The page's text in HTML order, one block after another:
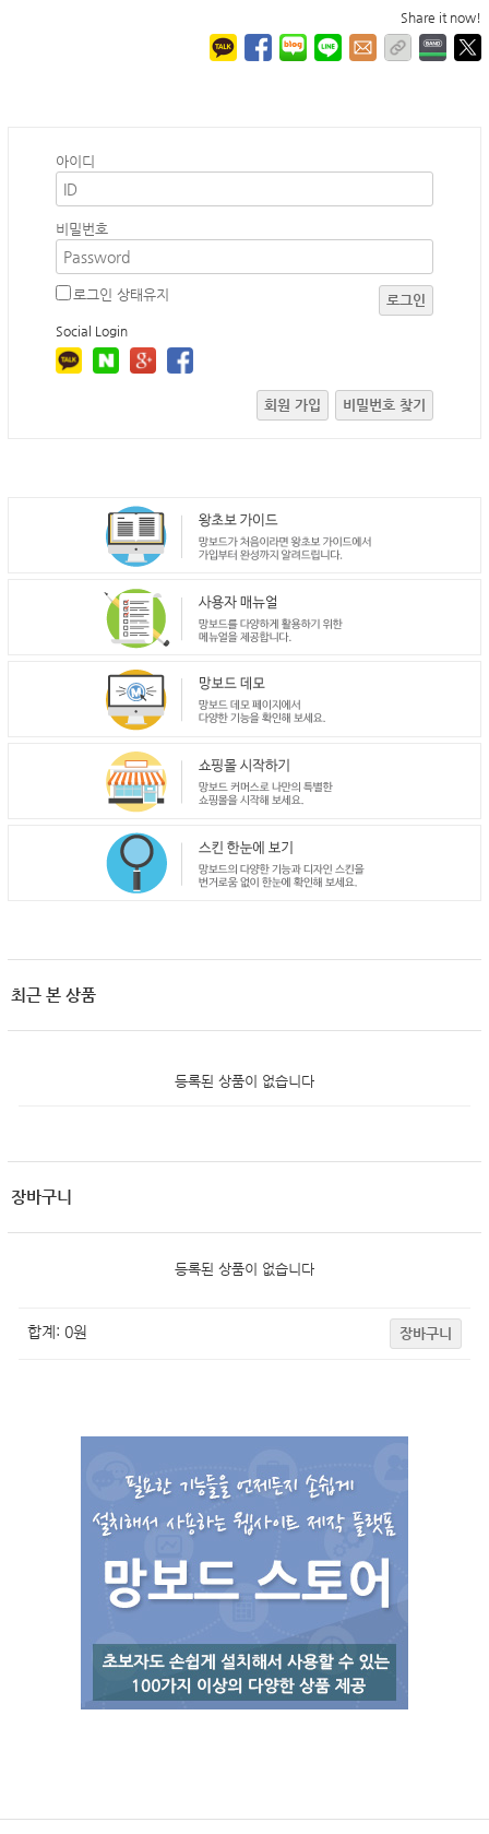
Share it now!
아이디
비밀번호
로그인 상태유지 로그인
Social Login
회원 가입 비밀번호 찾기
최근 본 상품
등록된 상품이 없습니다
장바구니
등록된 상품이 없습니다
합계: 0원 장바구니